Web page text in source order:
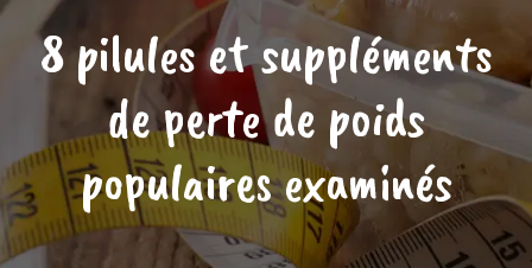
8 pilules et suppléments
de perte de poids
populaires examinés